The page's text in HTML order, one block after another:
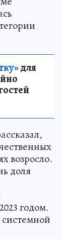
для
возросло.
доля
годом.
системной